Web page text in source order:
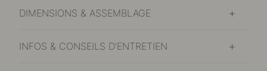
DIMENSIONS & ASSEMBLAGE
INFOS & CONSEILS D'ENTRETIEN